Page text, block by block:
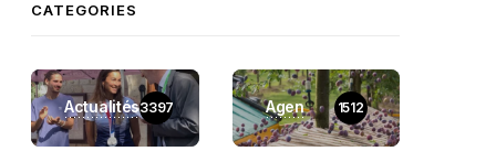
CATEGORIES
Actualités3397 Agen 1512